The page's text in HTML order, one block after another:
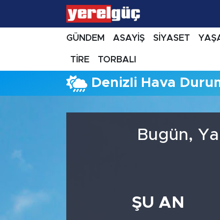
GÜNDEM ASAYİŞ SİYASET
TİRE TORBALI
Denizli Hava
Bugün,
ŞU AN